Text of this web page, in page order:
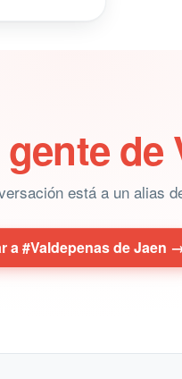
gente de
está a un alias
a #Valdepenas de Jaen